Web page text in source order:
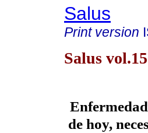
Salus
Print version
Salus
de hoy,